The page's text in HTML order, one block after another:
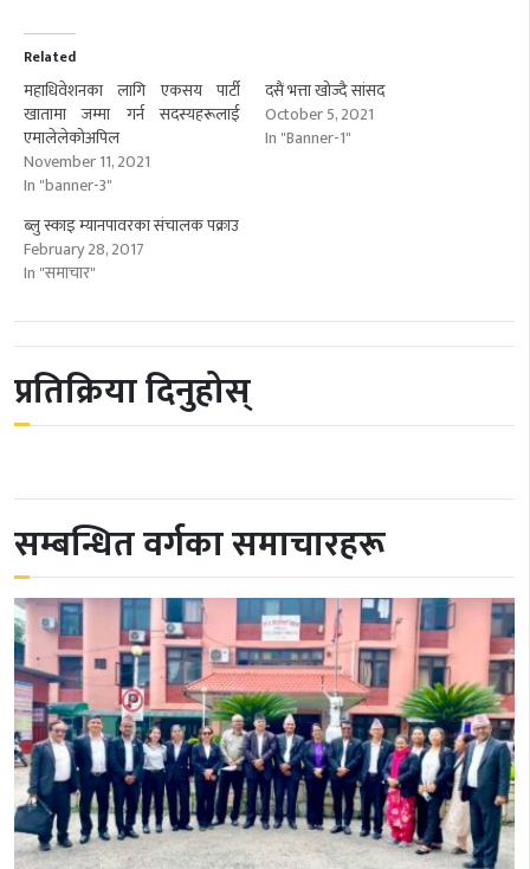
Related
महाधिवेशनका लागि एकसय पार्टी
खातामा जम्मा गर्न सदस्यहरूलाई
एमालेलेकोअपिल
November 11, 2021
In "banner-3"
दसैं भत्ता खोज्दै सांसद
October 5, 2021
In "Banner-1"
ब्लु स्काइ म्यानपावरका संचालक पक्राउ
February 28, 2017
In "समाचार"
प्रतिक्रिया दिनुहोस्
सम्बन्धित वर्गका समाचारहरू